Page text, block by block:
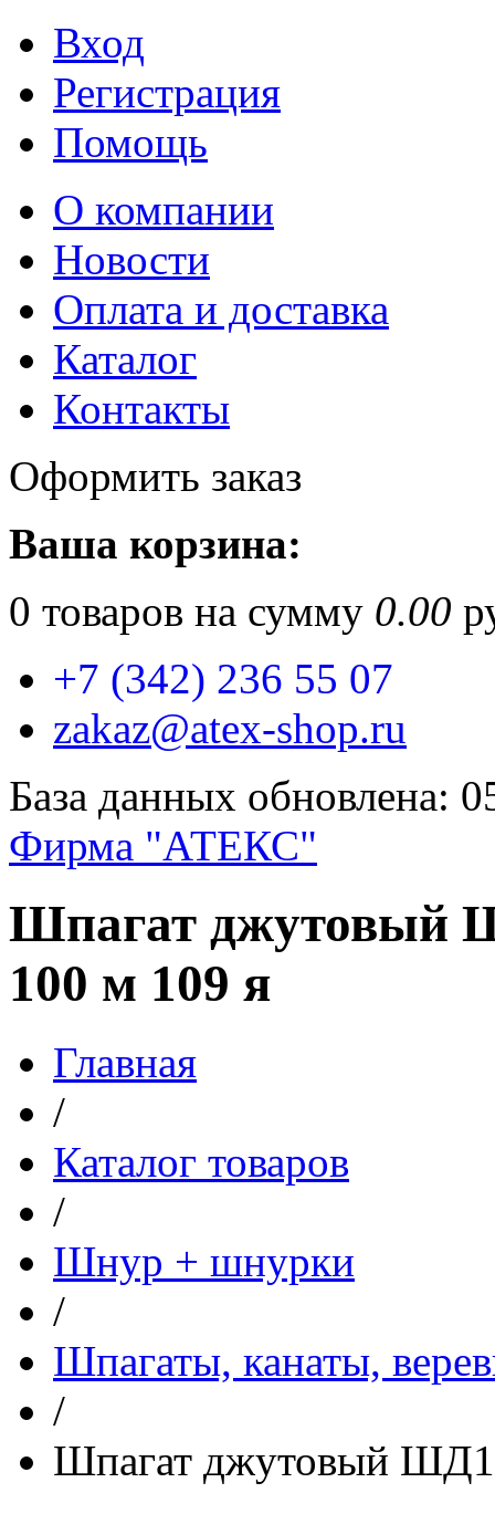
Вход
Регистрация
Помощь
О компании
Новости
Оплата и доставка
Каталог
Контакты
Оформить заказ
Ваша корзина:
0 товаров на сумму 0.00
+7 (342) 236 55 07
zakaz@atex-shop.ru
База данных обновлена:
Фирма "АТЕКС"
Шпагат джутовый
100 м 109 я
Главная
/
Каталог товаров
/
Шнур + шнурки
/
Шпагаты, канаты,
/
Шпагат джутовый